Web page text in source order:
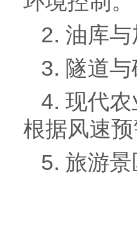
2. 油库
3. 隧道
4. 现代
根据风速预
5. 旅游